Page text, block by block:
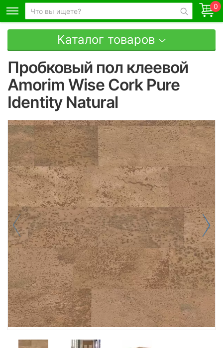
0
Каталог товаров
Пробковый пол клеевой
Amorim Wise Cork Pure
Identity Natural